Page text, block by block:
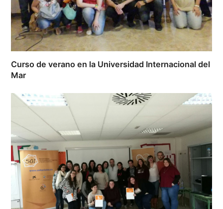
Curso de verano en la Universidad Internacional del
Mar